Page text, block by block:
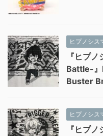
ヒプノシス
『ヒプ
Battle-』
Buster
ヒプノシス
『ヒプ